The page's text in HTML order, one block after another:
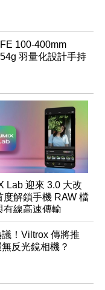
100-400mm
羽量化設計手持
Lab 迎來 3.0 大改
度解鎖手機 RAW 檔
有線高速傳輸
！Viltrox 傳將推
反光鏡相機？